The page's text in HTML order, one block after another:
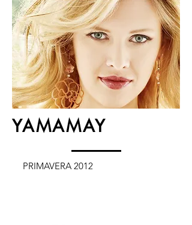
YAMAMAY
PRIMAVERA 2012